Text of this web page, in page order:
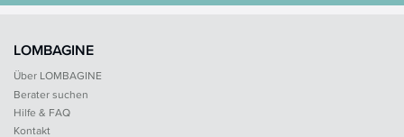
LOMBAGINE
Über LOMBAGINE
Berater suchen
Hilfe & FAQ
Kontakt